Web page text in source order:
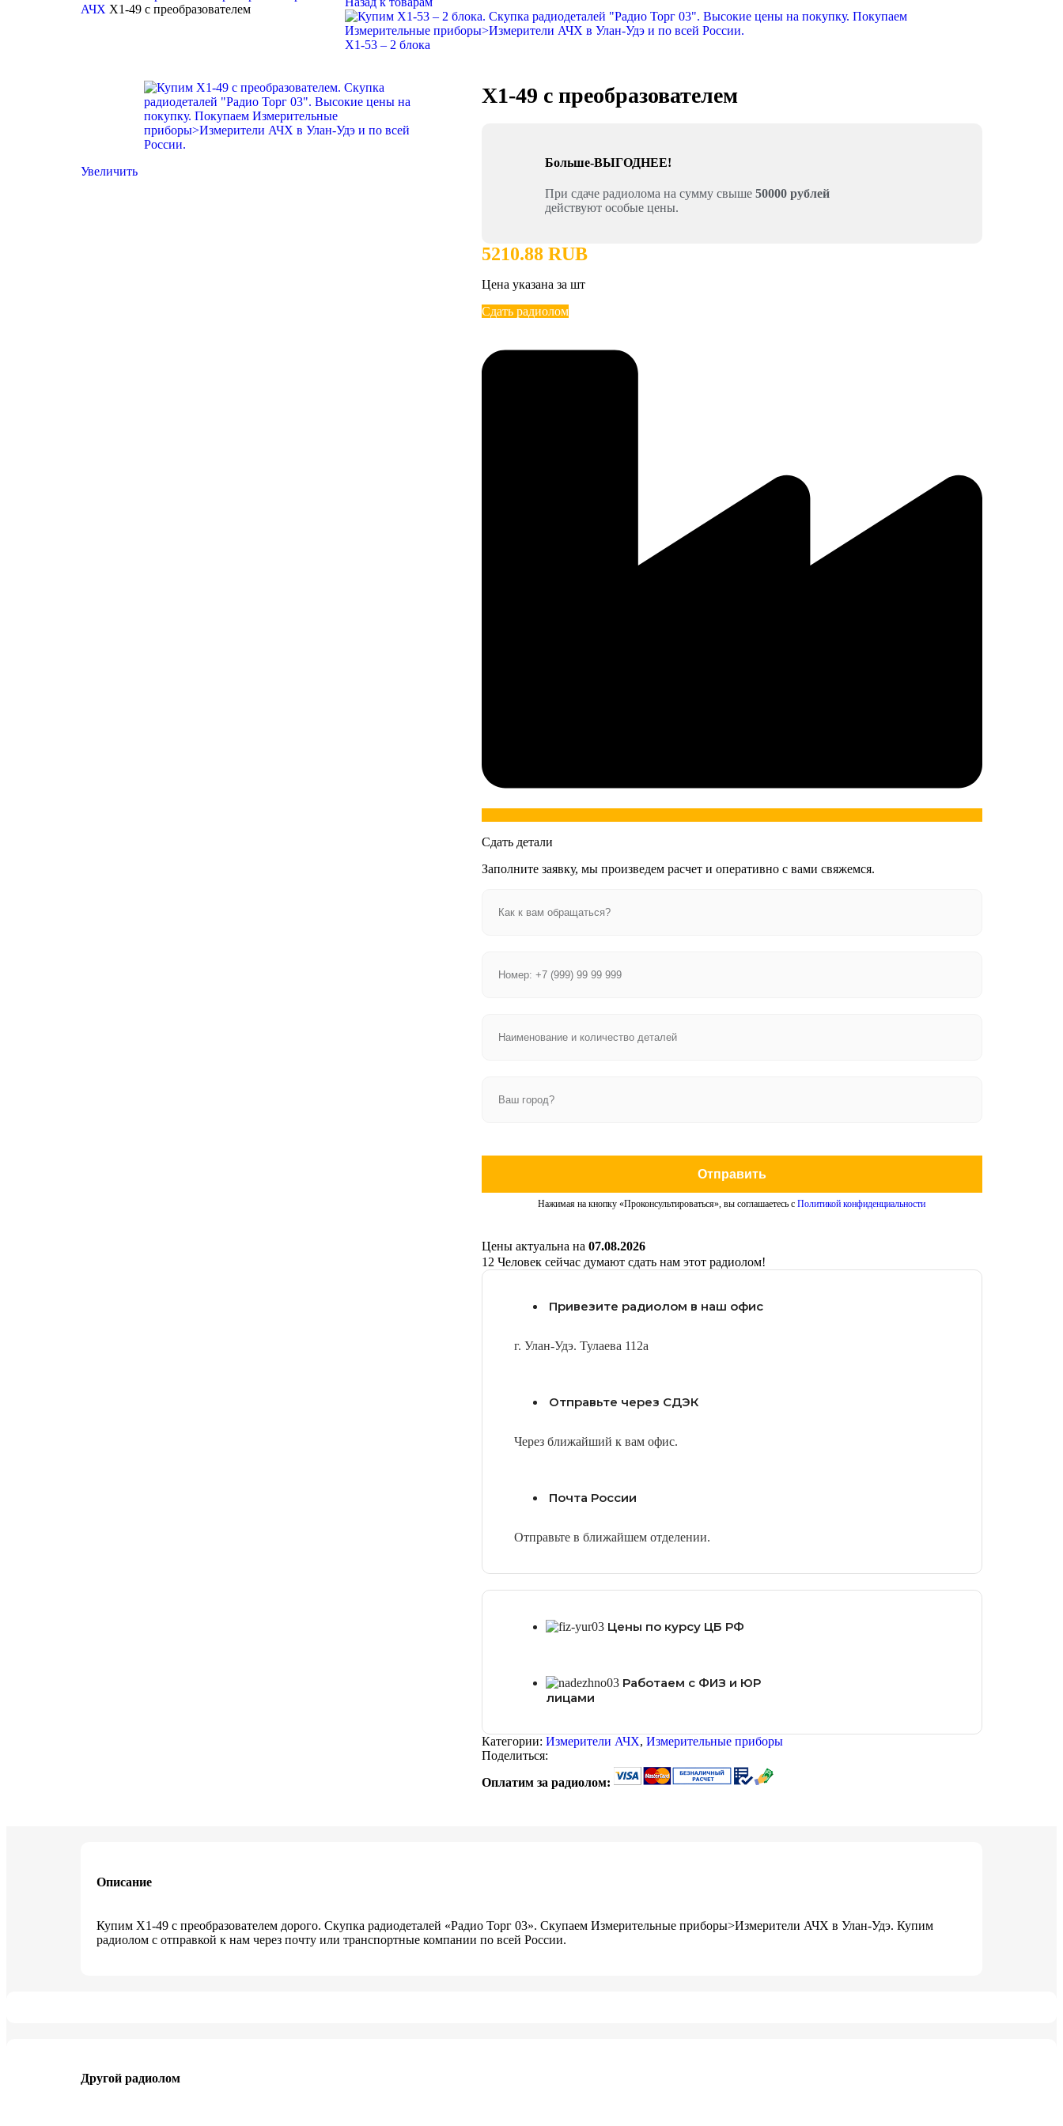
АЧХ X1-49 с преобразователем
X1-53 – 2 блока
Увеличить
X1-49 с преобразователем
Больше-ВЫГОДНЕЕ!
При сдаче радиолома на сумму свыше 50000 рублей
действуют особые цены.
5210.88 RUB
Цена указана за шт
Сдать радиолом
Сдать детали
Заполните заявку, мы произведем расчет и оперативно с вами свяжемся.
Отправить
Нажимая на кнопку «Проконсультироваться», вы соглашаетесь сПолитикой конфиденциальности
Цены актуальна на 07.08.2026
12 Человек сейчас думают сдать нам этот радиолом!
Привезите радиолом в наш офис
г. Улан-Удэ. Тулаева 112а
Отправьте через СДЭК
Через ближайший к вам офис.
Почта России
Отправьте в ближайшем отделении.
Цены по курсу ЦБ РФ
Работаем с ФИЗ и ЮР
лицами
Категории: Измерители АЧХ, Измерительные приборы
Поделиться:
Оплатим за радиолом:
Описание
Купим X1-49 с преобразователем дорого. Скупка радиодеталей «Радио Торг 03». Скупаем Измерительные приборы>Измерители АЧХ в Улан-Удэ. Купим
радиолом с отправкой к нам через почту или транспортные компании по всей России.
Другой радиолом